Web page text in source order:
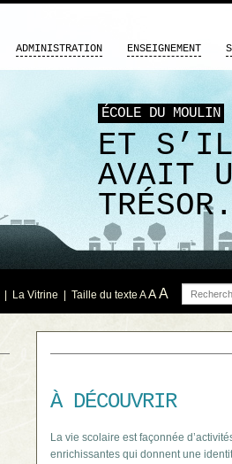
ÉCOLE DU MOULIN
ET
AVAIT
ADMINISTRATION ENSEIGNEMENT
La Vitrine | Taille du texte A AA Recherche
À DÉCOUVRIR
La vie scolaire est façonnée
enrichissantes qui donnent une